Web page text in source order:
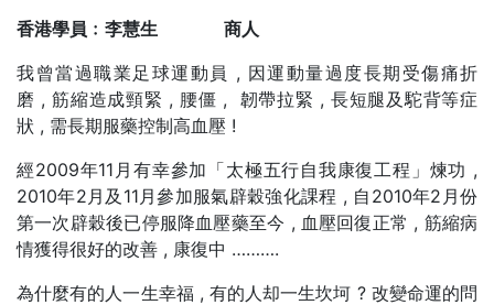
香港學員﹕李慧生 商人
我曾當過職業足球運動員 , 因運動量過度長期受傷痛折
磨 , 筋縮造成頸緊 , 腰僵 , 韌帶拉緊 , 長短腿及駝背等症
狀 , 需長期服藥控制高血壓 !
經2009年11月有幸參加「太極五行自我康復工程」煉功 ,
2010年2月及11月參加服氣辟穀強化課程 , 自2010年2月份
第一次辟穀後已停服降血壓藥至今 , 血壓回復正常 , 筋縮病
情獲得很好的改善 , 康復中 ……….
為什麼有的人一生幸福 , 有的人却一生坎坷 ? 改變命運的問